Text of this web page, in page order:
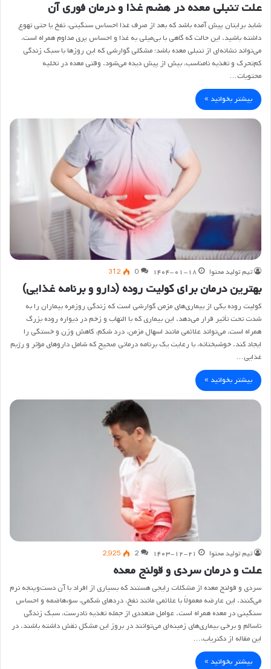
علت تنبلی معده در هضم غذا و درمان فوری آن
شاید برایتان پیش آمده باشد که بعد از صرف غذا احساس سنگینی، نفخ یا حتی تهوع
داشته باشید. این حالت که گاهی با بی‌میلی به غذا و احساس پری مداوم همراه است،
می‌تواند نشانه‌ای از تنبلی معده باشد؛ مشکلی گوارشی که این روزها با سبک زندگی
کم‌تحرک و تغذیه نامناسب، بیش از پیش دیده می‌شود. وقتی معده در تخلیه
محتویات…
بیشتر بخوانید »
تیم تولید محتوا ۱۴۰۴-۰۱-۱۸ 0
312
بهترین درمان برای کولیت روده (دارو و برنامه غذایی)
کولیت روده یکی از بیماری‌های مزمن گوارشی است که زندگی روزمره بیماران را به
شدت تحت تأثیر قرار می‌دهد. این بیماری که با التهاب و زخم در دیواره روده بزرگ
همراه است، می‌تواند علائمی مانند اسهال مزمن، درد شکم، کاهش وزن و خستگی را
ایجاد کند. خوشبختانه، با رعایت یک برنامه درمانی صحیح که شامل داروهای مؤثر و رژیم
غذایی…
بیشتر بخوانید »
تیم تولید محتوا ۱۴۰۳-۱۲-۲۱ 2
2,925
علت و درمان سردی و قولنج معده
سردی و قولنج معده از مشکلات رایجی هستند که بسیاری از افراد با آن دست‌وپنجه نرم
می‌کنند. این عارضه معمولاً با علائمی مانند نفخ، دردهای شکمی، سوءهاضمه و احساس
سنگینی در معده همراه است. عوامل متعددی از جمله تغذیه نادرست، سبک زندگی
ناسالم و برخی بیماری‌های زمینه‌ای می‌توانند در بروز این مشکل نقش داشته باشند. در
این مقاله از دکتریاب،…
بیشتر بخوانید »